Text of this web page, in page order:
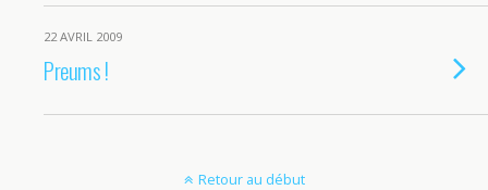
22 AVRIL 2009
Preums !
Retour au début